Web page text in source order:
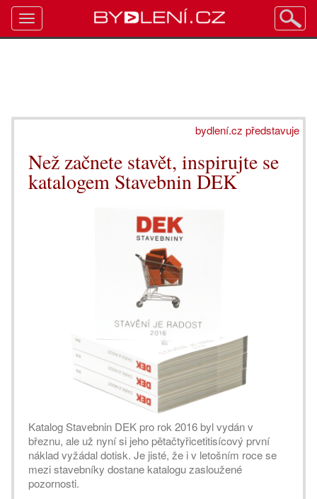
bydlení.cz představuje
Než začnete stavět, inspirujte se
katalogem Stavebnin DEK
Katalog Stavebnin DEK pro rok 2016 byl vydán v
březnu, ale už nyní si jeho pětačtyřicetitisícový první
náklad vyžádal dotisk. Je jisté, že i v letošním roce se
mezi stavebníky dostane katalogu zasloužené
pozornosti.
Toggle
navigation